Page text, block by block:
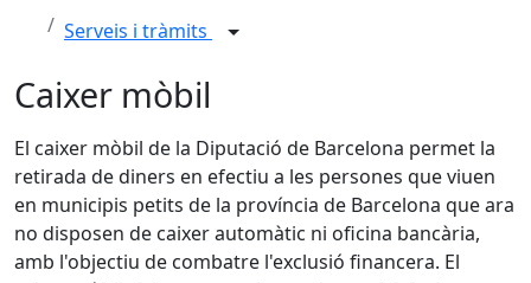
Serveis i tràmits
Caixer mòbil
El caixer mòbil de la Diputació de Barcelona permet la
retirada de diners en efectiu a les persones que viuen
en municipis petits de la província de Barcelona que ara
no disposen de caixer automàtic ni oficina bancària,
amb l'objectiu de combatre l'exclusió financera. El